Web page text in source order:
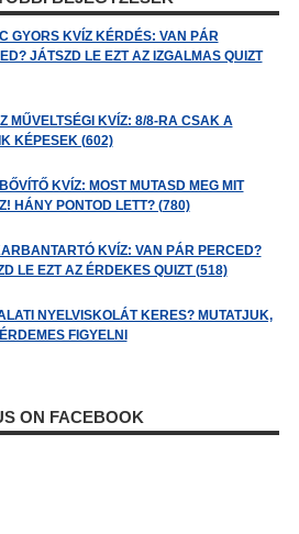
GYORS KVÍZ KÉRDÉS: VAN PÁR
JÁTSZD LE EZT AZ IZGALMAS QUIZT
MŰVELTSÉGI KVÍZ: 8/8-RA CSAK A
KÉPESEK (602)
KVÍZ: MOST MUTASD MEG MIT
HÁNY PONTOD LETT? (780)
KVÍZ: VAN PÁR PERCED?
LE EZT AZ ÉRDEKES QUIZT (518)
NYELVISKOLÁT KERES? MUTATJUK,
FIGYELNI
ON FACEBOOK